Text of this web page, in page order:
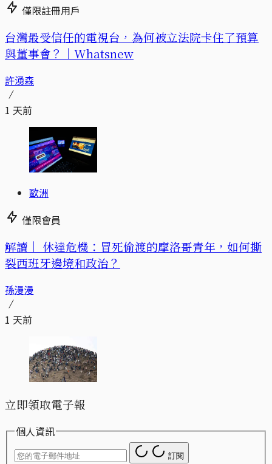
僅限註冊用戶
台灣最受信任的電視台，為何被立法院卡住了預算
與董事會？｜Whatsnew
許湧森
1 天前
歐洲
僅限會員
解讀｜ 休達危機：冒死偷渡的摩洛哥青年，如何撕
裂西班牙邊境和政治？
孫漫漫
1 天前
立即領取電子報
個人資訊
訂閱